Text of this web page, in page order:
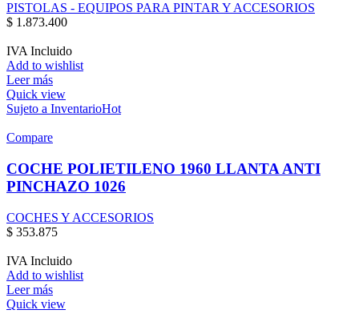
PISTOLAS - EQUIPOS PARA PINTAR Y ACCESORIOS
$ 1.873.400
IVA Incluido
Add to wishlist
Leer más
Quick view
Sujeto a InventarioHot
Compare
COCHE POLIETILENO 1960 LLANTA ANTI
PINCHAZO 1026
COCHES Y ACCESORIOS
$ 353.875
IVA Incluido
Add to wishlist
Leer más
Quick view